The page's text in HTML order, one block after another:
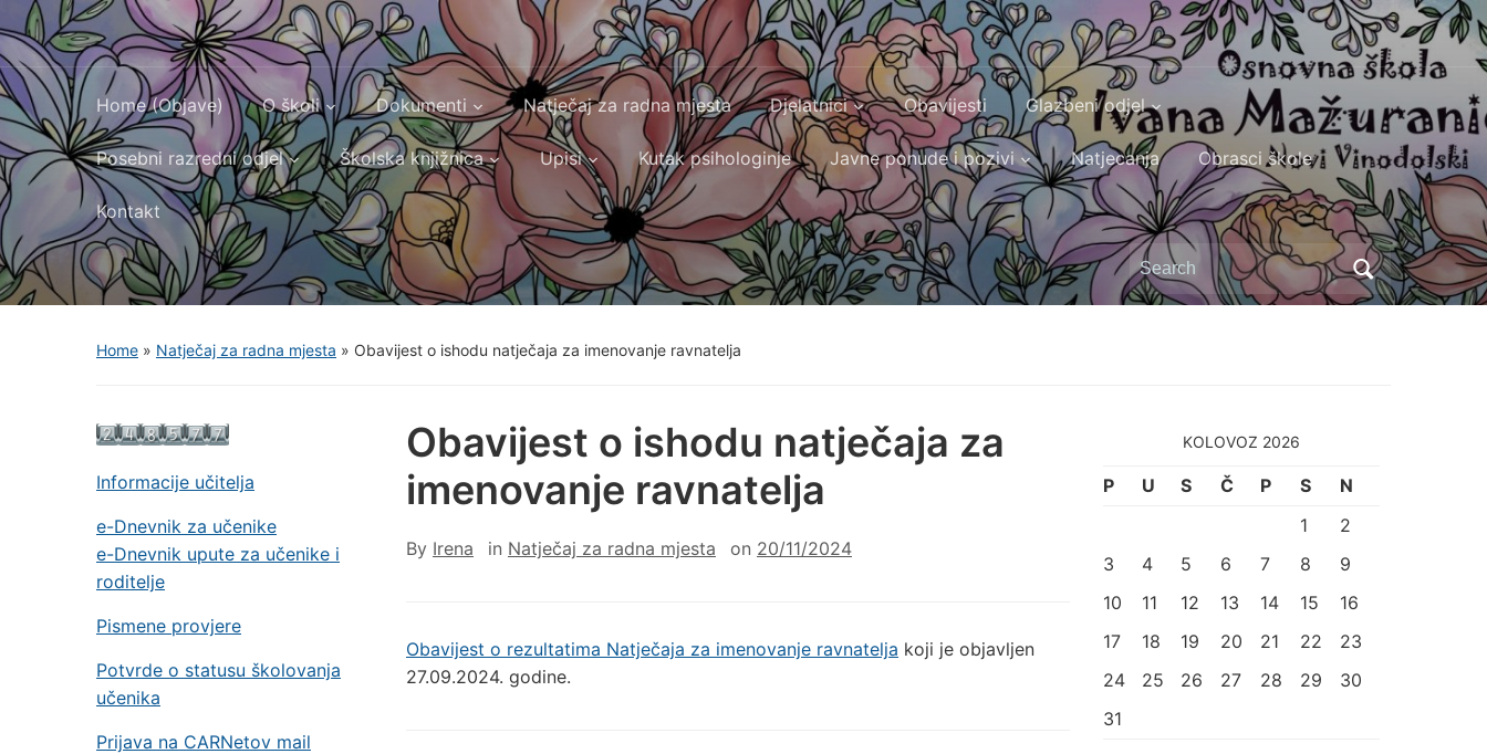
Home (Objave) O školi Dokumenti Natječaj za radna mjesta Djelatnici Obavijesti Glazbeni odjel
Posebni razredni odjel Školska knjižnica Upisi Kutak psihologinje Javne ponude i pozivi Natjecanja Obrasci škole
Kontakt
Search
for:
Home » Natječaj za radna mjesta » Obavijest o ishodu natječaja za imenovanje ravnatelja
Informacije učitelja
e-Dnevnik za učenike
e-Dnevnik upute za učenike i
roditelje
Pismene provjere
Potvrde o statusu školovanja
učenika
Prijava na CARNetov mail
Obavijest o ishodu natječaja za
imenovanje ravnatelja
By Irena in Natječaj za radna mjesta on 20/11/2024
Obavijest o rezultatima Natječaja za imenovanje ravnatelja koji je objavljen
27.09.2024. godine.
KOLOVOZ 2026
P U S Č P S
N
1
2
3
4 5 6 7 8
9
10
11 12 13 14 15
16
17
18 19 20 21 22
23
24
25 26 27 28 29
30
31